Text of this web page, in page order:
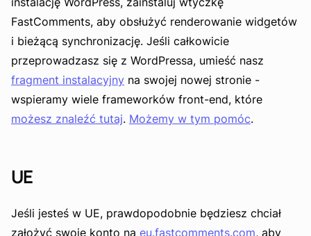
FastComments, aby obsłużyć renderowanie widgetów
i bieżącą synchronizację. Jeśli całkowicie
przeprowadzasz się z WordPressa, umieść nasz
fragment instalacyjny na swojej nowej stronie -
wspieramy wiele frameworków front-end, które
możesz znaleźć tutaj. Możemy w tym pomóc.
UE
Jeśli jesteś w UE, prawdopodobnie będziesz chciał
założyć swoje konto na eu.fastcomments.com, aby